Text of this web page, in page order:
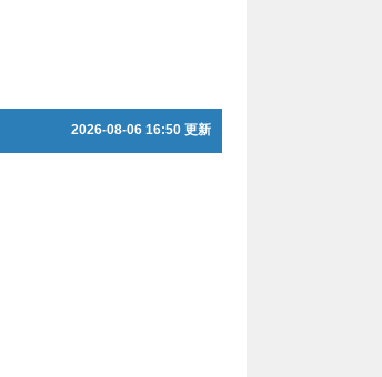
2026-08-06 16:50 更新